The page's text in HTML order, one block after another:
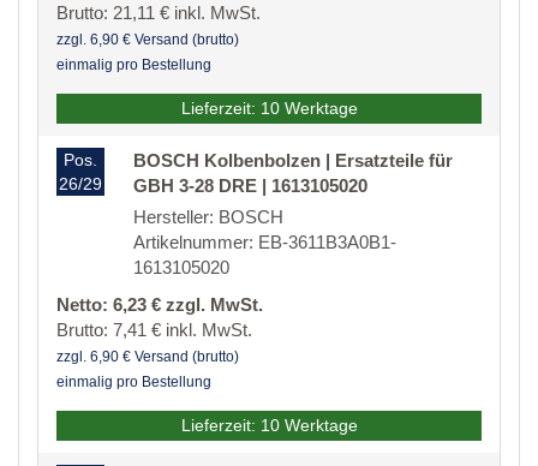
Brutto: 21,11 € inkl. MwSt.
zzgl. 6,90 € Versand (brutto)
einmalig pro Bestellung
Lieferzeit: 10 Werktage
Pos.
26/29
BOSCH Kolbenbolzen | Ersatzteile für
GBH 3-28 DRE | 1613105020
Hersteller: BOSCH
Artikelnummer: EB-3611B3A0B1-
1613105020
Netto: 6,23 € zzgl. MwSt.
Brutto: 7,41 € inkl. MwSt.
zzgl. 6,90 € Versand (brutto)
einmalig pro Bestellung
Lieferzeit: 10 Werktage